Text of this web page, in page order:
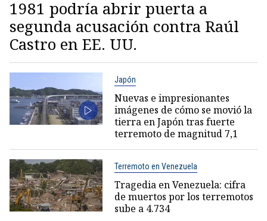
1981 podría abrir puerta a
segunda acusación contra Raúl
Castro en EE. UU.
Japón
Nuevas e impresionantes
imágenes de cómo se movió la
tierra en Japón tras fuerte
terremoto de magnitud 7,1
Terremoto en Venezuela
Tragedia en Venezuela: cifra
de muertos por los terremotos
sube a 4.734